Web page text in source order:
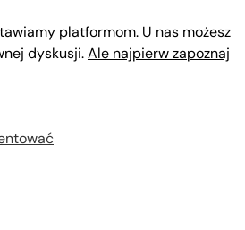
platformom. U nas możesz
dyskusji.Ale najpierw zapoznaj